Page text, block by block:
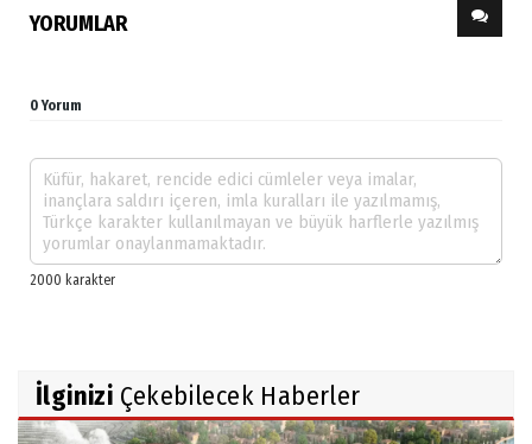
YORUMLAR
0 Yorum
İlginizi Çekebilecek Haberler